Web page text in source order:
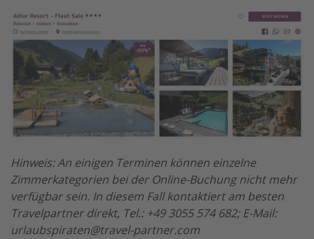
Hinweis: An einigen Terminen können einzelne
Zimmerkategorien bei der Online-Buchung nicht mehr
verfügbar sein. In diesem Fall kontaktiert am besten
Travelpartner direkt, Tel.: +49 3055 574 682; E-Mail:
urlaubspiraten@travel-partner.com